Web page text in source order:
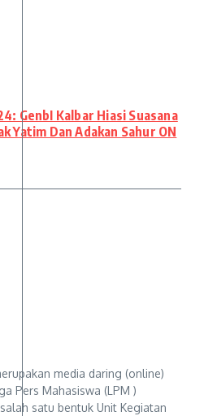
GenbI Kalbar Hiasi Suasana
Yatim Dan Adakan Sahur ON
media daring (online)
Pers Mahasiswa (LPM )
satu bentuk Unit Kegiatan